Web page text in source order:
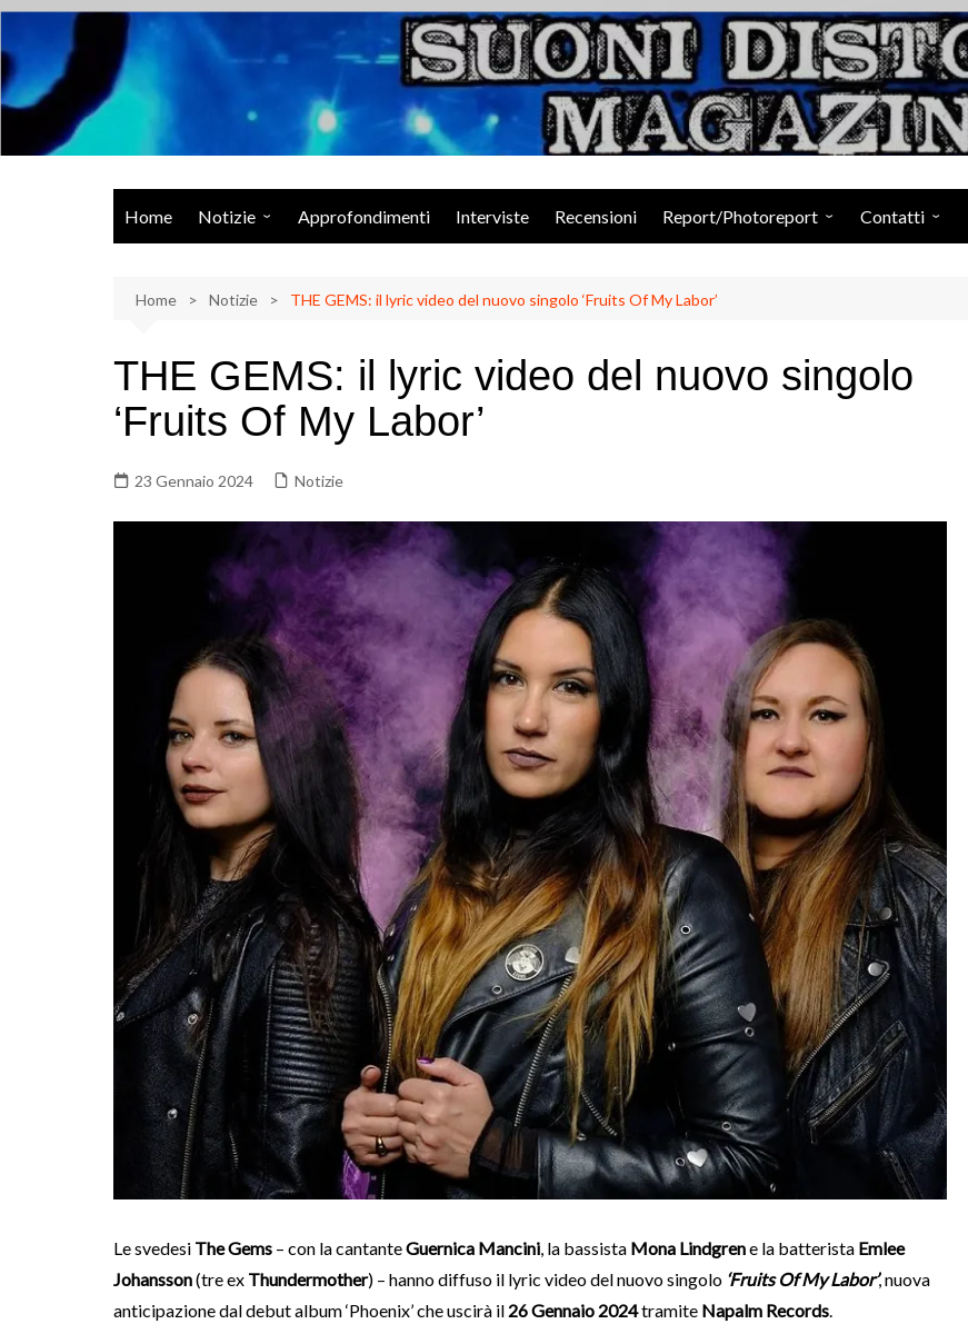
Salta
contenuto
Suoni Distorti
Musica Rock, Metal, Punk e varie sonorità alternative
Home Notizie
Eventi
Libri
Approfondimenti Interviste Recensioni Report/Photoreport Contatti
Home Notizie THE GEMS: il lyric video del nuovo singolo ‘Fruits Of My Labor’
THE GEMS: il lyric video del nuovo singolo
‘Fruits Of My Labor’
23 Gennaio 2024 Notizie
Le svedesi The Gems – con la cantanteGuernica Mancini , la bassista Mona Lindgrene la batterista Emlee
Johansson(tre ex Thundermother) – hanno diffuso il lyric video del nuovo singolo ‘Fruits Of My Labor’, nuova
anticipazione dal debut album ‘Phoenix’ che uscirà il 26 Gennaio 2024tramite Napalm Records